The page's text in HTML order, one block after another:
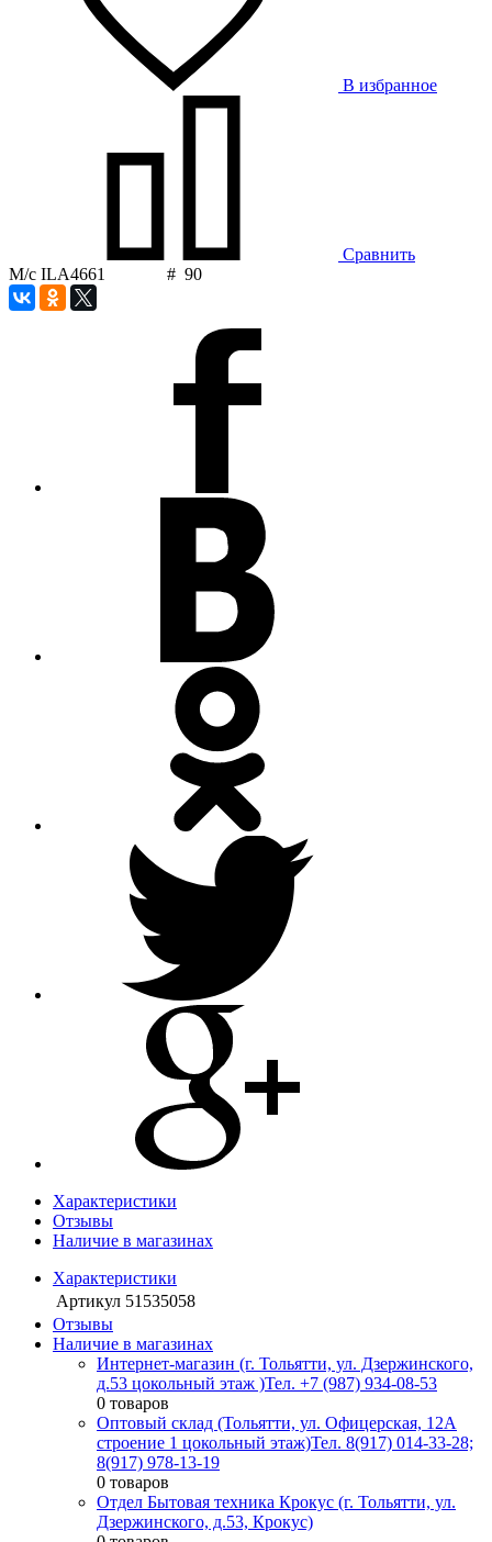
В избранное
Сравнить
М/с ILA4661 # 90
Характеристики
Отзывы
Наличие в магазинах
Характеристики
Артикул 51535058
Отзывы
Наличие в магазинах
Интернет-магазин (г. Тольятти, ул. Дзержинского,
д.53 цокольный этаж )Тел. +7 (987) 934-08-53
0 товаров
Оптовый склад (Тольятти, ул. Офицерская, 12А
строение 1 цокольный этаж)Тел. 8(917) 014-33-28;
8(917) 978-13-19
0 товаров
Отдел Бытовая техника Крокус (г. Тольятти, ул.
Дзержинского, д.53, Крокус)